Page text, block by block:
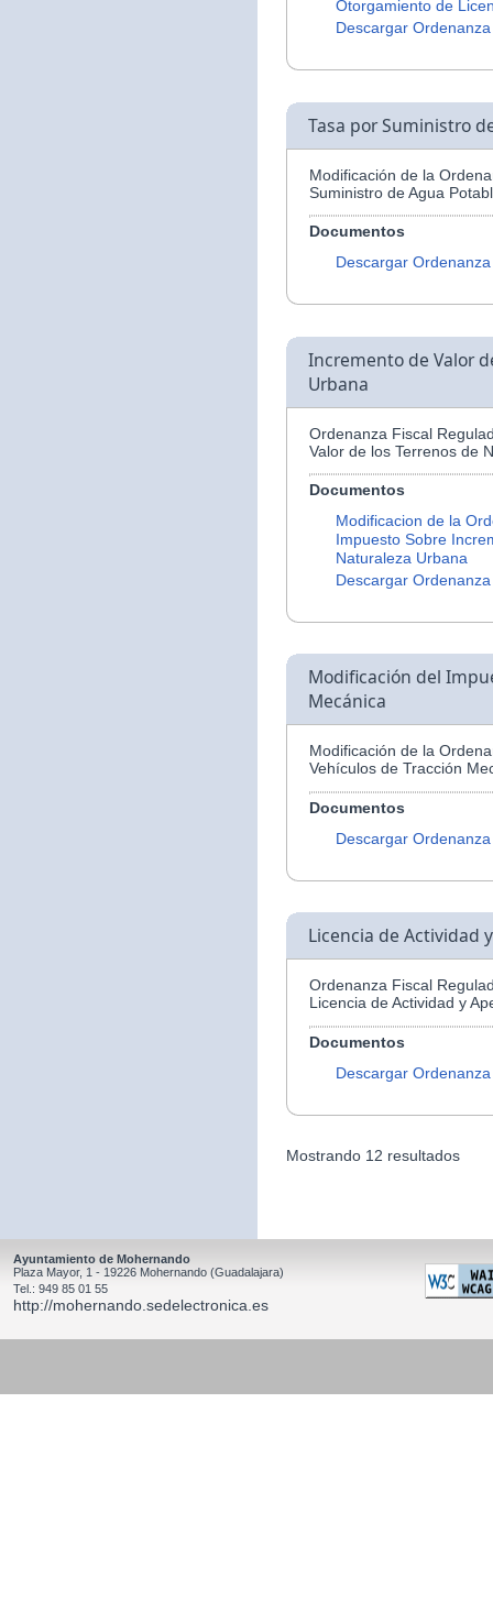
Otorgamiento de
Descargar Ordenanza
Tasa por Suministro
Modificación de la
Suministro de Agua
Documentos
Descargar Ordenanza
Incremento de Valor
Urbana
Ordenanza Fiscal
Valor de los Terrenos de
Documentos
Modificacion de la
Impuesto Sobre
Naturaleza Urbana
Descargar Ordenanza
Modificación del
Mecánica
Modificación de la
Vehículos de Tracción
Documentos
Descargar Ordenanza
Licencia de Actividad
Ordenanza Fiscal
Licencia de Actividad y
Documentos
Descargar Ordenanza
Mostrando 12 resultados
Ayuntamiento de Mohernando
Plaza Mayor, 1 - 19226 Mohernando (Guadalajara)
Tel.: 949 85 01 55
http://mohernando.sedelectronica.es